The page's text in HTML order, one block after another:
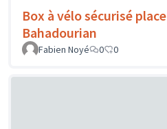
Box à vélo sécurisé place
Bahadourian
Fabien Noyé
0 0